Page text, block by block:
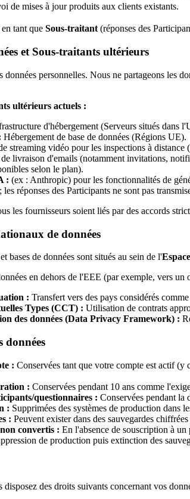
de mises à jour produits aux clients existants.
tant que Sous-traitant (réponses des
et Sous-traitants ultérieurs
données personnelles. Nous ne partageons les
ultérieurs actuels :
d'hébergement (Serveurs situés dans
Hébergement de base de données (Régions UE).
streaming vidéo pour les inspections à
de livraison d'emails (notamment invitations,
selon le plan).
: (ex : Anthropic) pour les fonctionnalités de
les réponses des Participants ne sont pas
les fournisseurs soient liés par des accords
de données
bases de données sont situés au sein de l'
en dehors de l'EEE (par exemple, vers
: Transfert vers des pays considérés
Types (CCT) : Utilisation de contrats
des données (Data Privacy Framework) :
données
: Conservées tant que votre compte est actif
: Conservées pendant 10 ans comme
questionnaires : Conservées pendant la
: Supprimées des systèmes de production dans
: Peuvent exister dans des sauvegardes
convertis : En l'absence de souscription à un
de production puis extinction des
des droits suivants concernant vos